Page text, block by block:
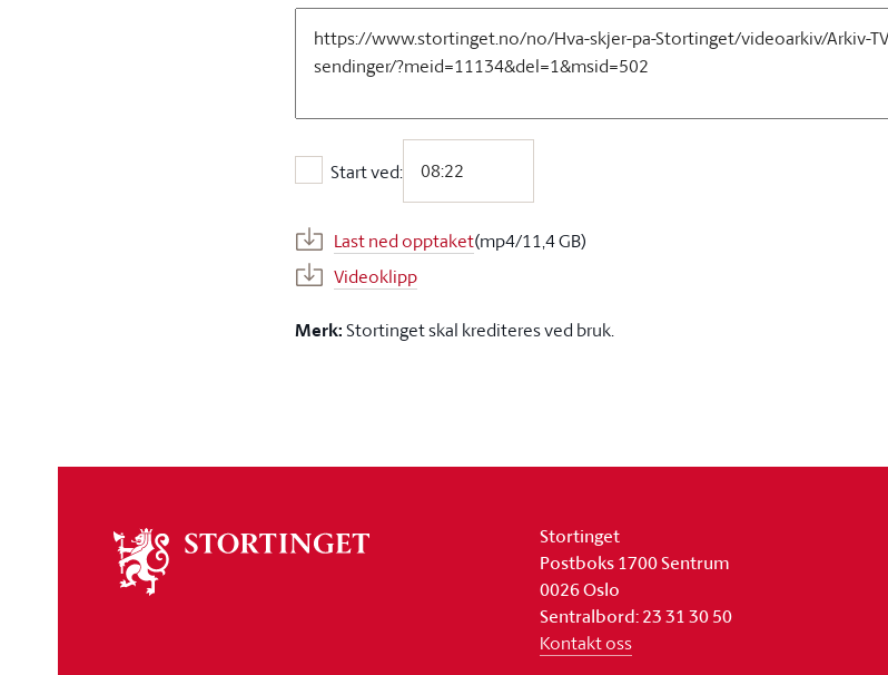
Start ved:
Start ved:
Last ned opptaket(mp4/11,4 GB)
Videoklipp
Merk:Stortinget skal krediteres ved bruk.
stortinget
Stortinget
Postboks 1700 Sentrum
0026 Oslo
Sentralbord: 23 31 30 50
Kontakt oss